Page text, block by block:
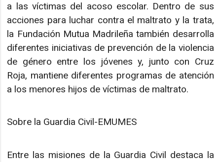
a las víctimas del acoso escolar. Dentro de sus
acciones para luchar contra el maltrato y la trata,
la Fundación Mutua Madrileña también desarrolla
diferentes iniciativas de prevención de la violencia
de género entre los jóvenes y, junto con Cruz
Roja, mantiene diferentes programas de atención
a los menores hijos de víctimas de maltrato.
Sobre la Guardia Civil-EMUMES
Entre las misiones de la Guardia Civil destaca la